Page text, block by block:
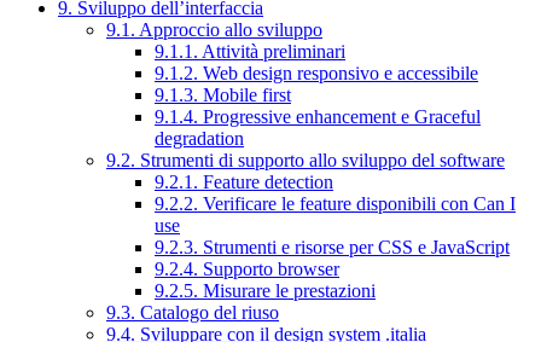
9. Sviluppo dell’interfaccia
9.1. Approccio allo sviluppo
9.1.1. Attività preliminari
9.1.2. Web design responsivo e accessibile
9.1.3. Mobile first
9.1.4. Progressive enhancement e Graceful
degradation
9.2. Strumenti di supporto allo sviluppo del software
9.2.1. Feature detection
9.2.2. Verificare le feature disponibili con Can I
use
9.2.3. Strumenti e risorse per CSS e JavaScript
9.2.4. Supporto browser
9.2.5. Misurare le prestazioni
9.3. Catalogo del riuso
9.4. Sviluppare con il design system .italia